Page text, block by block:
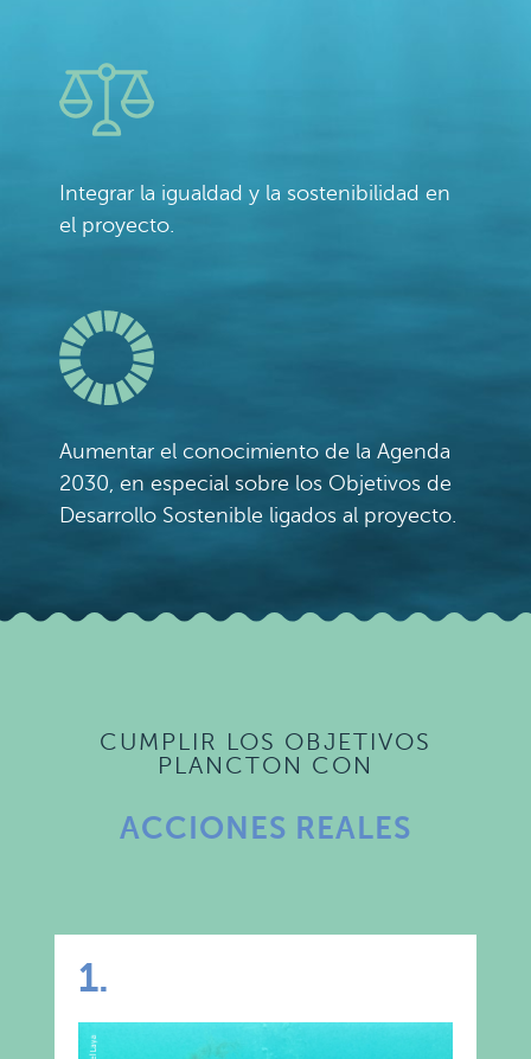
Integrar la igualdad y la sostenibilidad en
el proyecto.
Aumentar el conocimiento de la Agenda
2030, en especial sobre los Objetivos de
Desarrollo Sostenible ligados al proyecto.
CUMPLIR LOS OBJETIVOS
PLANCTON CON
ACCIONES REALES
1.